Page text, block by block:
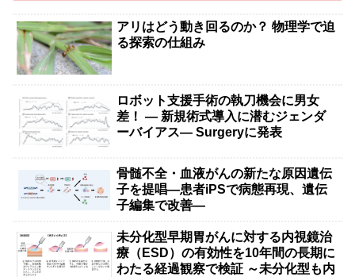
アリはどう動き回るのか？ 物理学で迫
る探索の仕組み
ロボット支援手術の執刀機会に男女
差！ — 新規術式導入に潜むジェンダ
ーバイアス— Surgeryに発表
骨髄不全・血液がんの新たな原因遺伝
子を提唱―患者iPSで病態再現、遺伝
子編集で改善―
未分化型早期胃がんに対する内視鏡治
療（ESD）の有効性を10年間の長期に
わたる経過観察で検証 ～未分化型も内